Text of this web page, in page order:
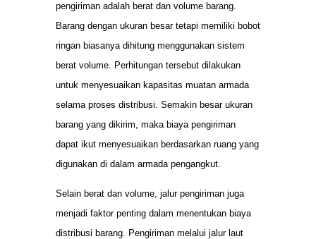
pengiriman adalah berat dan volume barang.
Barang dengan ukuran besar tetapi memiliki bobot
ringan biasanya dihitung menggunakan sistem
berat volume. Perhitungan tersebut dilakukan
untuk menyesuaikan kapasitas muatan armada
selama proses distribusi. Semakin besar ukuran
barang yang dikirim, maka biaya pengiriman
dapat ikut menyesuaikan berdasarkan ruang yang
digunakan di dalam armada pengangkut.
Selain berat dan volume, jalur pengiriman juga
menjadi faktor penting dalam menentukan biaya
distribusi barang. Pengiriman melalui jalur laut